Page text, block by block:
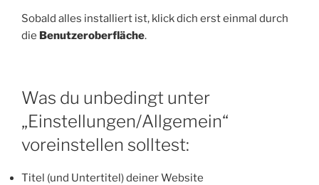
Sobald alles installiert ist, klick dich erst einmal durch
die Benutzeroberfläche.
Was du unbedingt unter
„Einstellungen/Allgemein“
voreinstellen solltest:
Titel (und Untertitel) deiner Website